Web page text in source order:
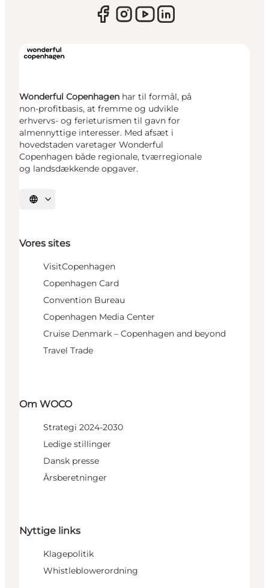
Wonderful Copenhagen har til formål, på
non-profitbasis, at fremme og udvikle
erhvervs- og ferieturismen til gavn for
almennyttige interesser. Med afsæt i
hovedstaden varetager Wonderful
Copenhagen både regionale, tværregionale
og landsdækkende opgaver.
Vælg sprog
Vores sites
VisitCopenhagen
Copenhagen Card
Convention Bureau
Copenhagen Media Center
Cruise Denmark – Copenhagen and beyond
Travel Trade
Om WOCO
Strategi 2024-2030
Ledige stillinger
Dansk presse
Årsberetninger
Nyttige links
Klagepolitik
Whistleblowerordning